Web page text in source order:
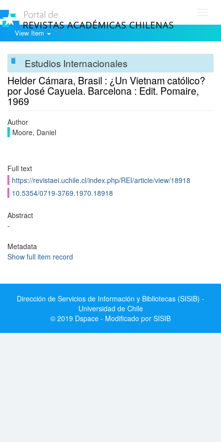
View Item
Estudios Internacionales
Helder Cámara, Brasil : ¿Un Vietnam católico?
por José Cayuela. Barcelona : Edit. Pomaire,
1969
Author
Moore, Daniel
Full text
https://revistaei.uchile.cl/index.php/REI/article/view/18918
10.5354/0719-3769.1970.18918
Abstract
-
Metadata
Show full item record
Dirección de Servicios de Información y Bibliotecas (SISIB) -
Universidad de Chile
© 2019 Dspace - Modificado por SISIB